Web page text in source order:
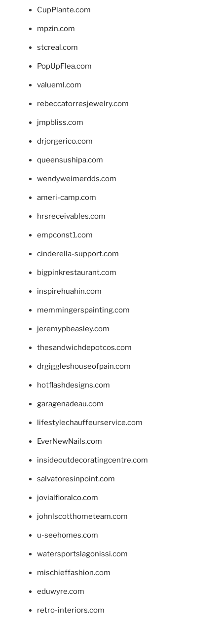
CupPlante.com
mpzin.com
stcreal.com
PopUpFlea.com
valueml.com
rebeccatorresjewelry.com
jmpbliss.com
drjorgerico.com
queensushipa.com
wendyweimerdds.com
ameri-camp.com
hrsreceivables.com
empconst1.com
cinderella-support.com
bigpinkrestaurant.com
inspirehuahin.com
memmingerspainting.com
jeremypbeasley.com
thesandwichdepotcos.com
drgiggleshouseofpain.com
hotflashdesigns.com
garagenadeau.com
lifestylechauffeurservice.com
EverNewNails.com
insideoutdecoratingcentre.com
salvatoresinpoint.com
jovialfloralco.com
johnlscotthometeam.com
u-seehomes.com
watersportslagonissi.com
mischieffashion.com
eduwyre.com
retro-interiors.com